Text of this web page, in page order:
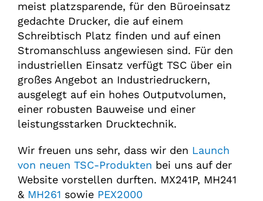
meist platzsparende, für den Büroeinsatz
gedachte Drucker, die auf einem
Schreibtisch Platz finden und auf einen
Stromanschluss angewiesen sind. Für den
industriellen Einsatz verfügt TSC über ein
großes Angebot an Industriedruckern,
ausgelegt auf ein hohes Outputvolumen,
einer robusten Bauweise und einer
leistungsstarken Drucktechnik.
Wir freuen uns sehr, dass wir den Launch
von neuen TSC-Produkten bei uns auf der
Website vorstellen durften. MX241P, MH241
& MH261 sowie PEX2000